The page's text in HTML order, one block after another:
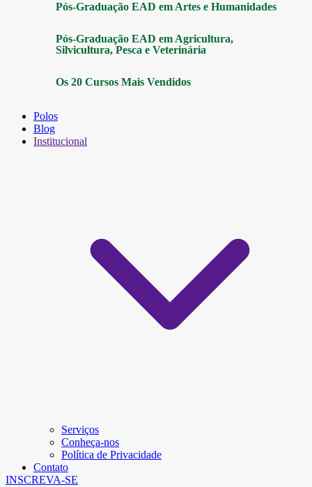
Pós-Graduação EAD em Artes e Humanidades
Pós-Graduação EAD em Agricultura,
Silvicultura, Pesca e Veterinária
Os 20 Cursos Mais Vendidos
Polos
Blog
Institucional
Serviços
Conheça-nos
Política de Privacidade
Contato
INSCREVA-SE